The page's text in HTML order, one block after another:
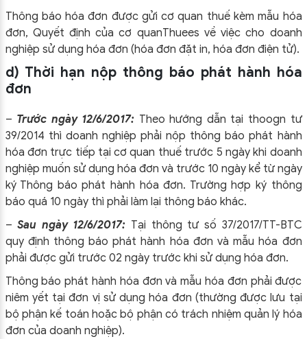
Thông báo hóa đơn được gửi cơ quan thuế kèm mẫu hóa
đơn, Quyết định của cơ quanThuees về việc cho doanh
nghiệp sử dụng hóa đơn (hóa đơn đặt in, hóa đơn điện tử).
d) Thời hạn nộp thông báo phát hành hóa
đơn
– Trước ngày 12/6/2017: Theo hướng dẫn tại thoogn tư
39/2014 thì doanh nghiệp phải nộp thông báo phát hành
hóa đơn trực tiếp tại cơ quan thuế trước 5 ngày khi doanh
nghiệp muốn sử dụng hóa đơn và trước 10 ngày kể từ ngày
ký Thông báo phát hành hóa đơn. Trường hợp ký thông
báo quá 10 ngày thì phải làm lại thông báo khác.
–Sau ngày 12/6/2017: Tại thông tư số 37/2017/TT-BTC
quy định thông báo phát hành hóa đơn và mẫu hóa đơn
phải được gửi trước 02 ngày trước khi sử dụng hóa đơn.
Thông báo phát hành hóa đơn và mẫu hóa đơn phải được
niêm yết tại đơn vị sử dụng hóa đơn (thường được lưu tại
bộ phận kế toán hoặc bộ phận có trách nhiệm quản lý hóa
đơn của doanh nghiệp).